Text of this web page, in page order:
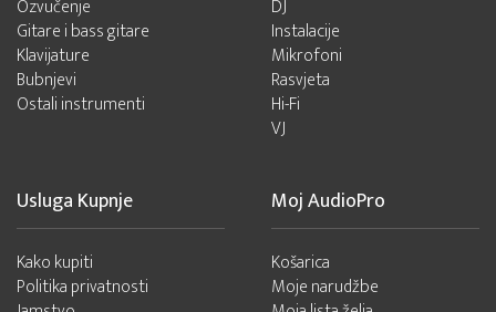
Ozvučenje
Gitare i bass gitare
Klavijature
Bubnjevi
Ostali instrumenti
DJ
Instalacije
Mikrofoni
Rasvjeta
Hi-Fi
VJ
Usluga Kupnje
Kako kupiti
Politika privatnosti
Moj AudioPro
Košarica
Moje narudžbe